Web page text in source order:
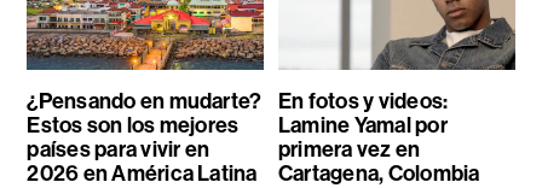
¿Pensando en mudarte?
Estos son los mejores
países para vivir en
2026 en América Latina
En fotos y videos:
Lamine Yamal por
primera vez en
Cartagena, Colombia